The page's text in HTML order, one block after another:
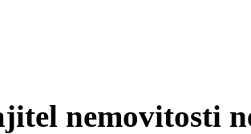
nemovitosti